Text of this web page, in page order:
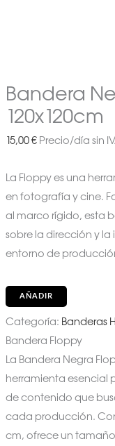
Bandera
120x120cm
15,00€ Precio/día sin
La Floppy es una
en fotografía y cine.
al marco rígido, esta
sobre la dirección y
entorno de
AÑADIR
Categoría: Banderas
Bandera Floppy
La Bandera Negra
herramienta esencial
de contenido que
cada producción. Con
cm, ofrece un